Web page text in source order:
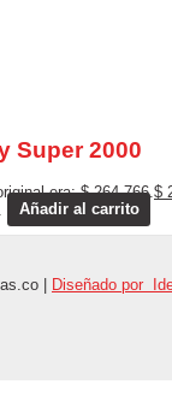
Super 2000
era: $ 264.766.$
Añadir al carrito
| Diseñado por